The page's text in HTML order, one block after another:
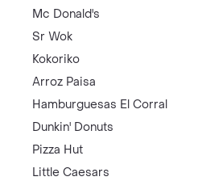
Mc Donald's
Sr Wok
Kokoriko
Arroz Paisa
Hamburguesas El Corral
Dunkin' Donuts
Pizza Hut
Little Caesars